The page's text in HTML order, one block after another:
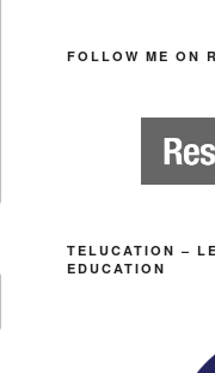
FOLLOW ME ON
TELUCATION –
EDUCATION